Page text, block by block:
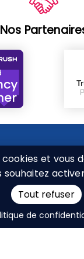
DEMANDER UN
Nos
RÉSEAUX
cookies et vous
souhaitez
Tout refuser
de